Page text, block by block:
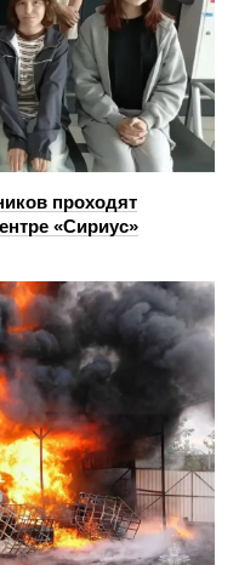
проходят
«Сириус»